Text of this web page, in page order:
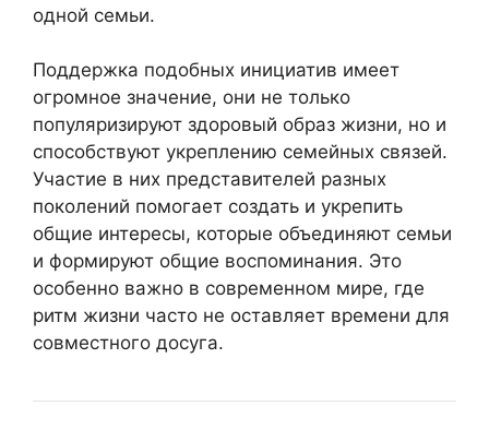
одной семьи.
Поддержка подобных инициатив имеет
огромное значение, они не только
популяризируют здоровый образ жизни, но и
способствуют укреплению семейных связей.
Участие в них представителей разных
поколений помогает создать и укрепить
общие интересы, которые объединяют семьи
и формируют общие воспоминания. Это
особенно важно в современном мире, где
ритм жизни часто не оставляет времени для
совместного досуга.